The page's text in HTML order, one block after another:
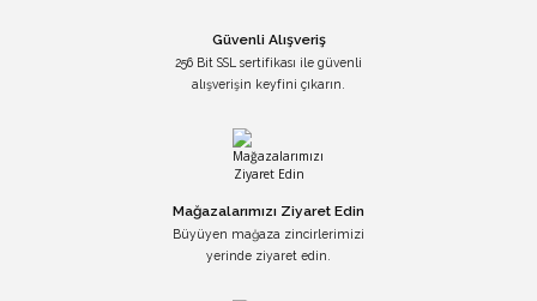
Güvenli Alışveriş
256 Bit SSL sertifikası ile güvenli
alışverişin keyfini çıkarın.
Mağazalarımızı Ziyaret Edin
Büyüyen mağaza zincirlerimizi
yerinde ziyaret edin.